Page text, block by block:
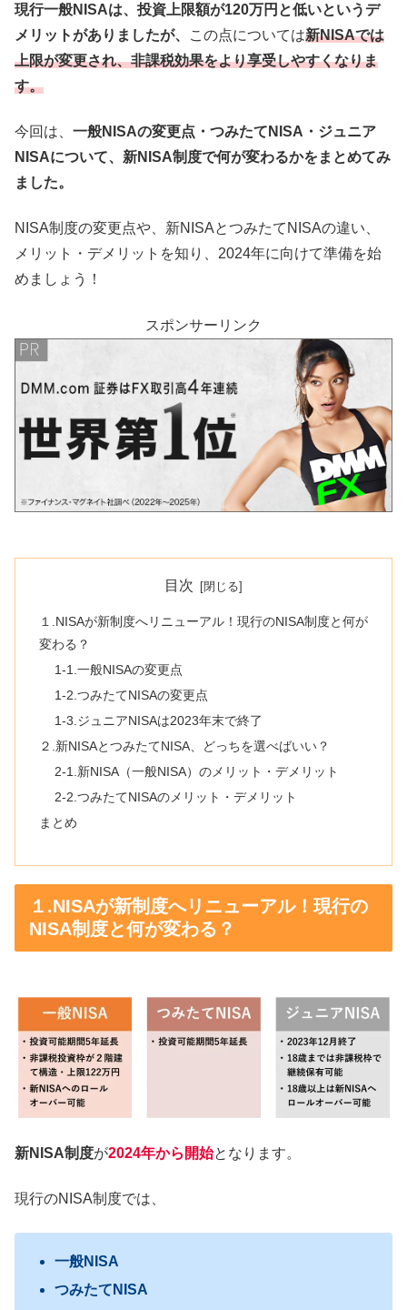
現行一般NISAは、投資上限額が120万円と低いというデ
メリットがありましたが、
この点については新NISAでは
上限が変更され、非課税効果をより享受しやすくなりま
す。
今回は、 一般NISAの変更点・つみたてNISA・ジュニア
NISAについて、新NISA制度で何が変わるかをまとめてみ
ました。
NISA制度の変更点や、新NISAとつみたてNISAの違い、
メリット・デメリットを知り、2024年に向けて準備を始
めましょう！
スポンサーリンク
目次
１.NISAが新制度へリニューアル！現行のNISA制度と何が
変わる？
1-1.一般NISAの変更点
1-2.つみたてNISAの変更点
1-3.ジュニアNISAは2023年末で終了
２.新NISAとつみたてNISA、どっちを選べばいい？
2-1.新NISA（一般NISA）のメリット・デメリット
2-2.つみたてNISAのメリット・デメリット
まとめ
１.NISAが新制度へリニューアル！現行の
NISA制度と何が変わる？
新NISA制度が2024年から 開始となります。
現行のNISA制度では、
一般NISA
つみたてNISA